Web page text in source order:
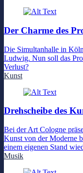
Der Charme des
Die Simultanhalle in
Ludwig. Nun soll das
Verlust?
Kunst
Drehscheibe des
Bei der Art Cologne
Kunst von der Moderne
einem eigenen Stand
Musik